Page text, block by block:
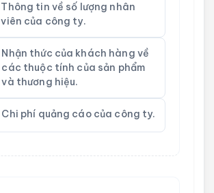
Thông tin về số lượng nhân
viên của công ty.
Nhận thức của khách hàng về
các thuộc tính của sản phẩm
và thương hiệu.
Chi phí quảng cáo của công ty.